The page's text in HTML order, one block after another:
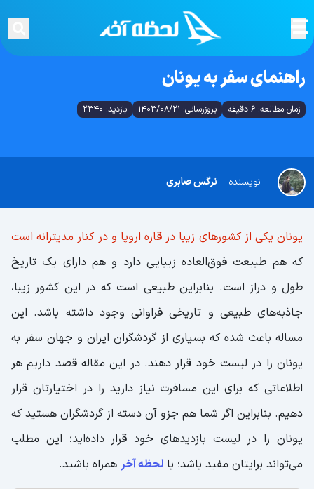
راهنمای سفر به یونان
زمان مطالعه: 6 دقیقه بروزرسانی: 1403/08/21 بازدید: 2340
نرگس صابری نویسنده
یونان یکی از کشورهای زیبا در قاره اروپا و در کنار مدیترانه است
که هم طبیعت فوق‌العاده زیبایی دارد و هم دارای یک تاریخ
طول و دراز است. بنابراین طبیعی است که در این کشور زیبا،
جاذبه‌های طبیعی و تاریخی فراوانی وجود داشته باشد. این
مساله باعث شده که بسیاری از گردشگران ایران و جهان سفر به
یونان را در لیست خود قرار دهند. در این مقاله قصد داریم هر
اطلاعاتی که برای این مسافرت نیاز دارید را در اختیارتان قرار
دهیم. بنابراین اگر شما هم جزو آن دسته از گردشگران هستید که
یونان را در لیست بازدیدهای خود قرار داده‌اید؛ این مطلب
می‌تواند برایتان مفید باشد؛ با لحظه آخر همراه باشید.